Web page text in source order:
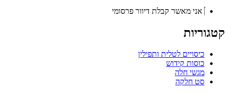
אני מאשר קבלת דיוור פרסומי
קטגוריות
כיסויים לטלית ותפילין
כוסות קידוש
מגשי חלה
סט חלקה